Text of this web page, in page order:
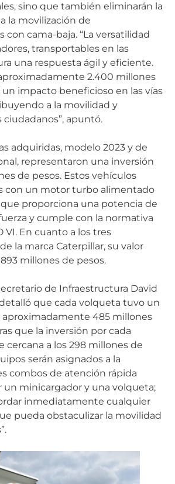
sino que también eliminarán la
la movilización de
con cama-baja. “La versatilidad
transportables en las
una respuesta ágil y eficiente.
2.400 millones
impacto beneficioso en las vías
a la movilidad y
apuntó.
adquiridas, modelo 2023 y de
representaron una inversión
de pesos. Estos vehículos
con un motor turbo alimentado
que proporciona una potencia de
y cumple con la normativa
VI. En cuanto a los tres
la marca Caterpillar, su valor
millones de pesos.
de Infraestructura David
que cada volqueta tuvo un
485 millones
que la inversión por cada
cercana a los 298 millones de
serán asignados a la
combos de atención rápida
minicargador y una volqueta;
inmediatamente cualquier
pueda obstaculizar la movilidad